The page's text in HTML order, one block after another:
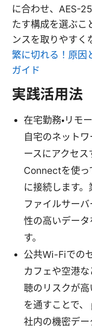
に合わせ、AES-
たす構成を選ぶこ
ンスを取りやすく
繁に切れる！原因
ガイド
実践活用法
在宅勤務・リモ
自宅のネット
ースにアクセ
Connectを使っ
に接続します
ファイルサー
性の高いデー
す。
公共Wi-Fiでの
カフェや空港
聴のリスクが
を通すことで、
社内の機密デ